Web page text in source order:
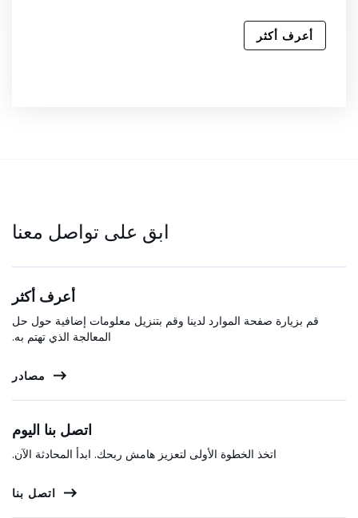
أعرف أكثر
ابق على تواصل معنا
أعرف أكثر
قم بزيارة صفحة الموارد لدينا وقم بتنزيل معلومات إضافية حول حل
المعالجة الذي تهتم به.
مصادر
اتصل بنا اليوم
اتخذ الخطوة الأولى لتعزيز هامش ربحك. ابدأ المحادثة الآن.
اتصل بنا